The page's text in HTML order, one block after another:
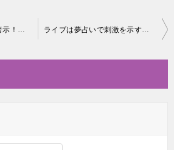
お墓は夢占いで凶夢を暗示！？墓参りに行く・掃除するなど８例 ライブは夢占いで刺激を示す！ライブに行く・遅刻するなど7例